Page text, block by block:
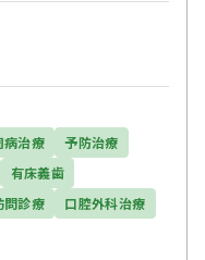
病治療
予防治療
有床義歯
問診療
口腔外科治療